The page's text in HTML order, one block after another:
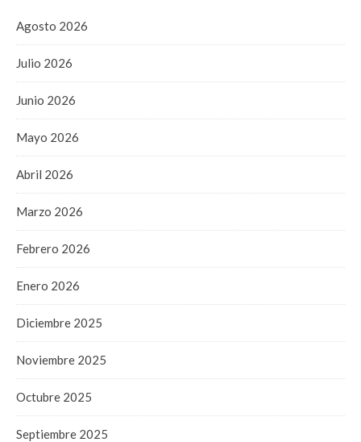
Agosto 2026
Julio 2026
Junio 2026
Mayo 2026
Abril 2026
Marzo 2026
Febrero 2026
Enero 2026
Diciembre 2025
Noviembre 2025
Octubre 2025
Septiembre 2025